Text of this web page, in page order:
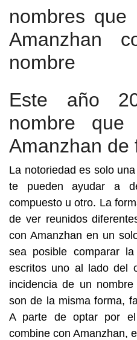
nombres que
Amanzhan
nombre
Este año
nombre que
Amanzhan de
La notoriedad es solo
te pueden ayudar a
compuesto u otro. La
de ver reunidos
con Amanzhan en un
sea posible comparar
escritos uno al lado del
incidencia de un
son de la misma forma,
A parte de optar por
combine con Amanzhan,